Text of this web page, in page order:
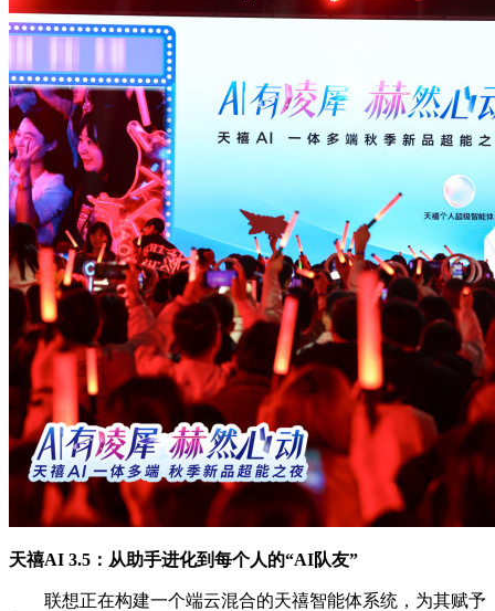
天禧AI 3.5：从助手进化到每个人的“AI队友”
联想正在构建一个端云混合的天禧智能体系统，为其赋予